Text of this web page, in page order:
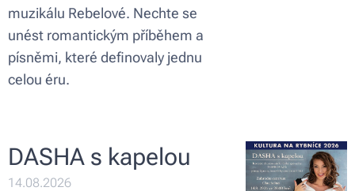
muzikálu Rebelové. Nechte se
unést romantickým příběhem a
písněmi, které definovaly jednu
celou éru.
DASHA s kapelou
14.08.2026